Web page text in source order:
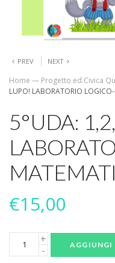
PREV NEXT
Home — Progetto ed.Civica
LUPO! LABORATORIO
5°UDA:
€15,00
AGGIUNGI